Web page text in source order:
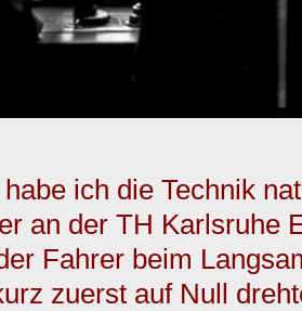
ich die Technik
an der TH Karlsruhe
Fahrer beim
zuerst auf Null